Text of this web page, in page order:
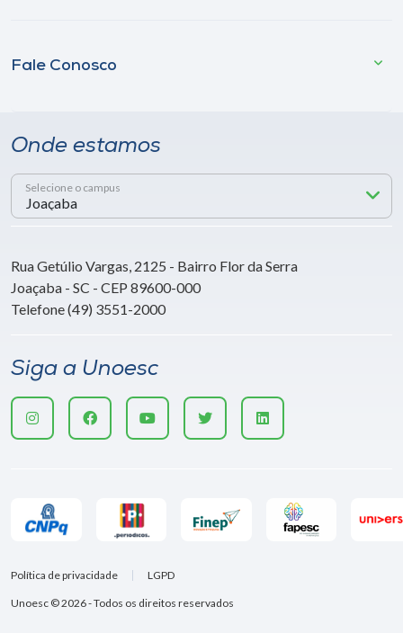
Fale Conosco
Onde estamos
Selecione o campus
Rua Getúlio Vargas, 2125 - Bairro Flor da Serra
Joaçaba - SC - CEP 89600-000
Telefone (49) 3551-2000
Siga a Unoesc
Unoesc © 2026 - Todos os direitos reservados
Política de privacidade LGPD